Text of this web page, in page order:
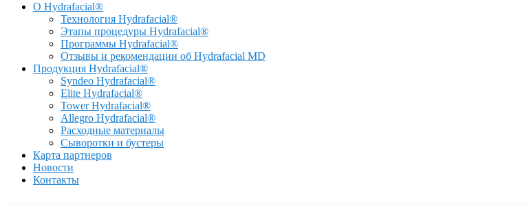
О Hydrafacial®
Технология Hydrafacial®
Этапы процедуры Hydrafacial®
Программы Hydrafacial®
Отзывы и рекомендации об Hydrafacial MD
Продукция Hydrafacial®
Syndeo Hydrafacial®
Elite Hydrafacial®
Tower Hydrafacial®
Allegro Hydrafacial®
Расходные материалы
Сыворотки и бустеры
Карта партнеров
Новости
Контакты